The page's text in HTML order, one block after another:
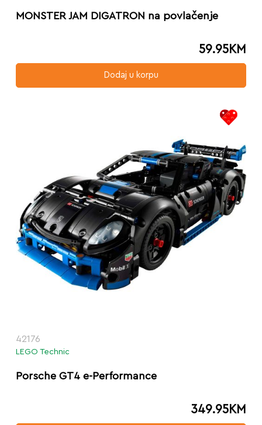
MONSTER JAM DIGATRON na povlačenje
59.95KM
Dodaj u korpu
42176
LEGO Technic
Porsche GT4 e-Performance
349.95KM